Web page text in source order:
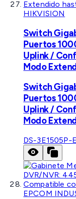
HIKVISION
Switch
Puertos
Uplink /
Modo
Switch
Puertos
Uplink /
Modo
DS-3E1505P-
EPCOM